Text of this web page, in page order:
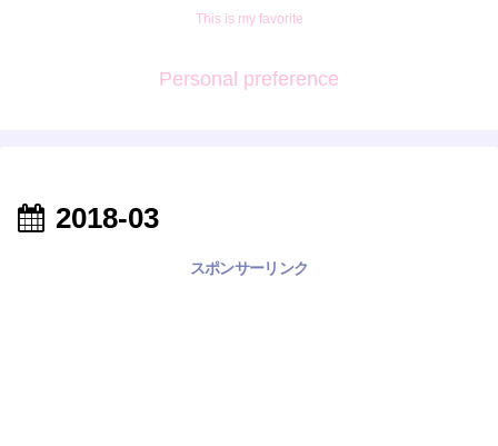
This is my favorite
Personal preference
2018-03
スポンサーリンク